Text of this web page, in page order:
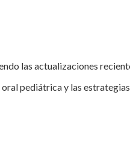
las actualizaciones
pediátrica y las